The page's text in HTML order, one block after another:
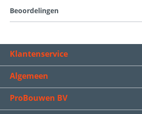
Beoordelingen
Klantenservice
Algemeen
ProBouwen BV